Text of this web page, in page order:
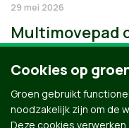
29 mei 2026
Multimovepad
Cookies op
Groen gebruikt
noodzakelijk zijn om de
Deze cookies